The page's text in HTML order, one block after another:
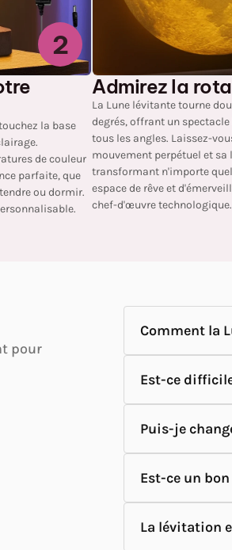
2
la base
de couleur
parfaite, que
ou dormir.
Admirez la
La Lune lévitante tourne
degrés, offrant un
tous les angles. Laissez-
mouvement perpétuel et sa
transformant n'importe
espace de rêve et
chef-d'œuvre technologique.
pour
Comment la
Est-ce
Puis-je
Est-ce un
La lévitation